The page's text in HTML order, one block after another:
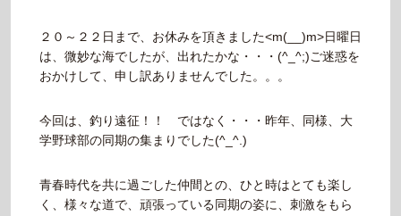
２０～２２日まで、お休みを頂きました<m(__)m>日曜日
は、微妙な海でしたが、出れたかな・・・(^_^;)ご迷惑を
おかけして、申し訳ありませんでした。。。
今回は、釣り遠征！！ ではなく・・・昨年、同様、大
学野球部の同期の集まりでした(^_^.)
青春時代を共に過ごした仲間との、ひと時はとても楽し
く、様々な道で、頑張っている同期の姿に、刺激をもら